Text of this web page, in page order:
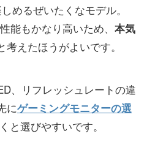
めるぜいたくなモデル。
能もかなり高いため、 本気
考えたほうがよいです。
、リフレッシュレートの違
にゲーミングモニターの選
と選びやすいです。